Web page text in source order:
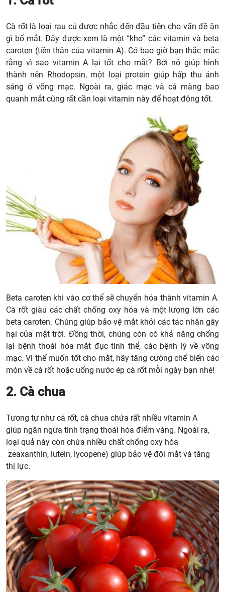
Cà rốt là loại rau củ được nhắc đến đầu tiên cho vấn đề ăn
gì bổ mắt. Đây được xem là một “kho” các vitamin và beta
caroten (tiền thân của vitamin A). Có bao giờ bạn thắc mắc
rằng vì sao vitamin A lại tốt cho mắt? Bởi nó giúp hình
thành nên Rhodopsin, một loại protein giúp hấp thu ánh
sáng ở võng mạc. Ngoài ra, giác mạc và cả màng bao
quanh mắt cũng rất cần loại vitamin này để hoạt động tốt.
Beta caroten khi vào cơ thể sẽ chuyển hóa thành vitamin A.
Cà rốt giàu các chất chống oxy hóa và một lượng lớn các
beta caroten. Chúng giúp bảo vệ mắt khỏi các tác nhân gây
hại của mặt trời. Đồng thời, chúng còn có khả năng chống
lại bệnh thoái hóa mắt đục tinh thể, các bệnh lý về võng
mạc. Vì thế muốn tốt cho mắt, hãy tăng cường chế biến các
món về cà rốt hoặc uống nước ép cà rốt mỗi ngày bạn nhé!
2. Cà chua
Tương tự như cà rốt, cà chua chứa rất nhiều vitamin A
giúp ngăn ngừa tình trạng thoái hóa điểm vàng. Ngoài ra,
loại quả này còn chứa nhiều chất chống oxy hóa
zeaxanthin, lutein, lycopene) giúp bảo vệ đôi mắt và tăng
thị lực.